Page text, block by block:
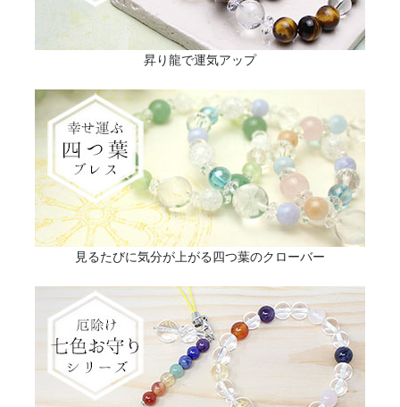
昇り龍で運気アップ
見るたびに気分が上がる四つ葉のクローバー